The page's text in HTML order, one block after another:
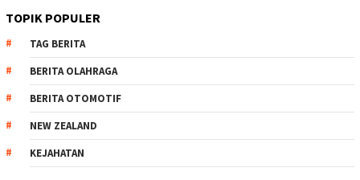
TOPIK POPULER
TAG BERITA
BERITA OLAHRAGA
BERITA OTOMOTIF
NEW ZEALAND
KEJAHATAN